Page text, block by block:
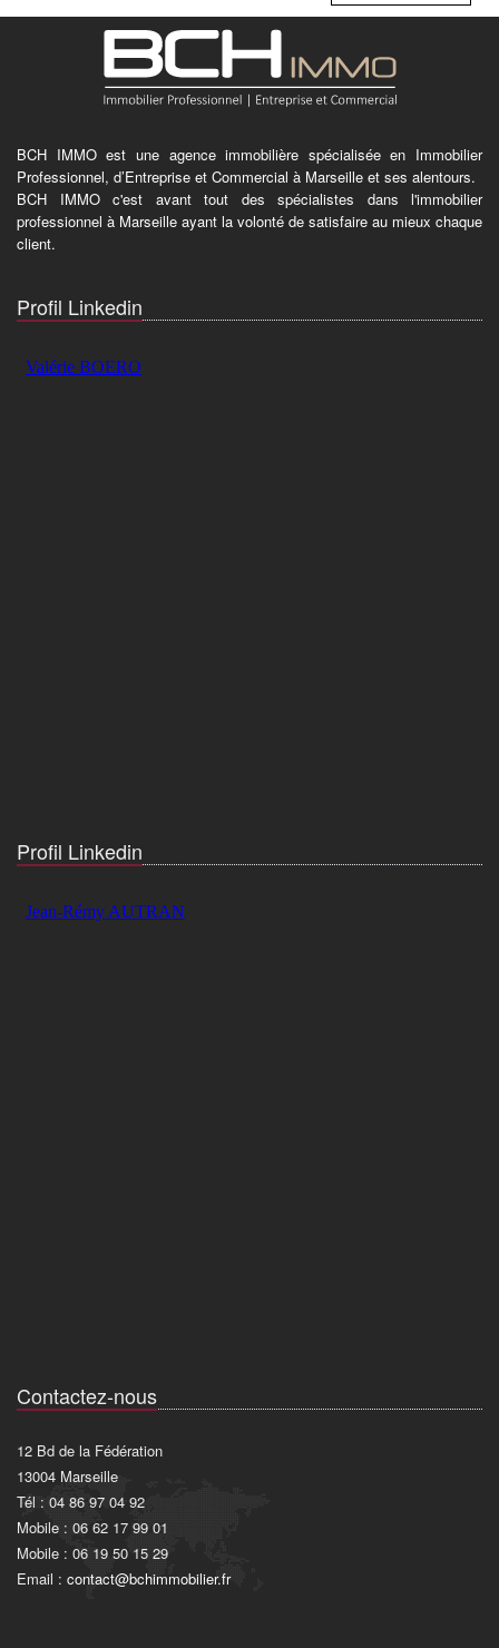
BCH IMMO est une agence immobilière spécialisée en Immobilier
Professionnel, d’Entreprise et Commercial à Marseille et ses alentours.
BCH IMMO c'est avant tout des spécialistes dans l'immobilier
professionnel à Marseille ayant la volonté de satisfaire au mieux chaque
client.
Profil Linkedin
Profil Linkedin
Contactez-nous
12 Bd de la Fédération
13004 Marseille
Tél : 04 86 97 04 92
Mobile : 06 62 17 99 01
Mobile : 06 19 50 15 29
Email : contact@bchimmobilier.fr